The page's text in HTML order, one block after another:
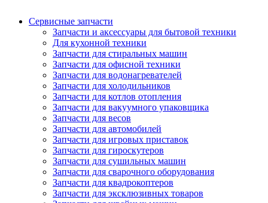
Сервисные запчасти
Запчасти и аксессуары для бытовой техники
Для кухонной техники
Запчасти для стиральных машин
Запчасти для офисной техники
Запчасти для водонагревателей
Запчасти для холодильников
Запчасти для котлов отопления
Запчасти для вакуумного упаковщика
Запчасти для весов
Запчасти для автомобилей
Запчасти для игровых приставок
Запчасти для гироскутеров
Запчасти для сушильных машин
Запчасти для сварочного оборудования
Запчасти для квадрокоптеров
Запчасти для эксклюзивных товаров